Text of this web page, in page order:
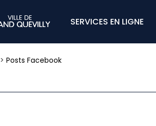
SERVICES EN LIGNE
> Posts Facebook